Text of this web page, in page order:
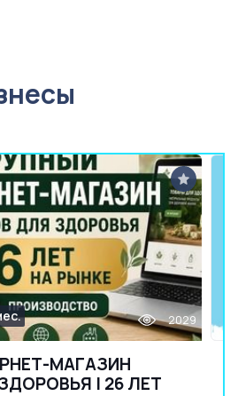
МАГАЗИН
| 26 ЛЕТ
2029